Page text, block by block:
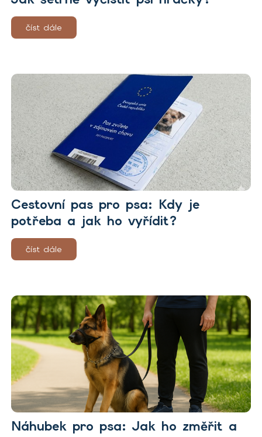
číst dále
Cestovní pas pro psa: Kdy je
potřeba a jak ho vyřídit?
číst dále
Náhubek pro psa: Jak ho změřit a